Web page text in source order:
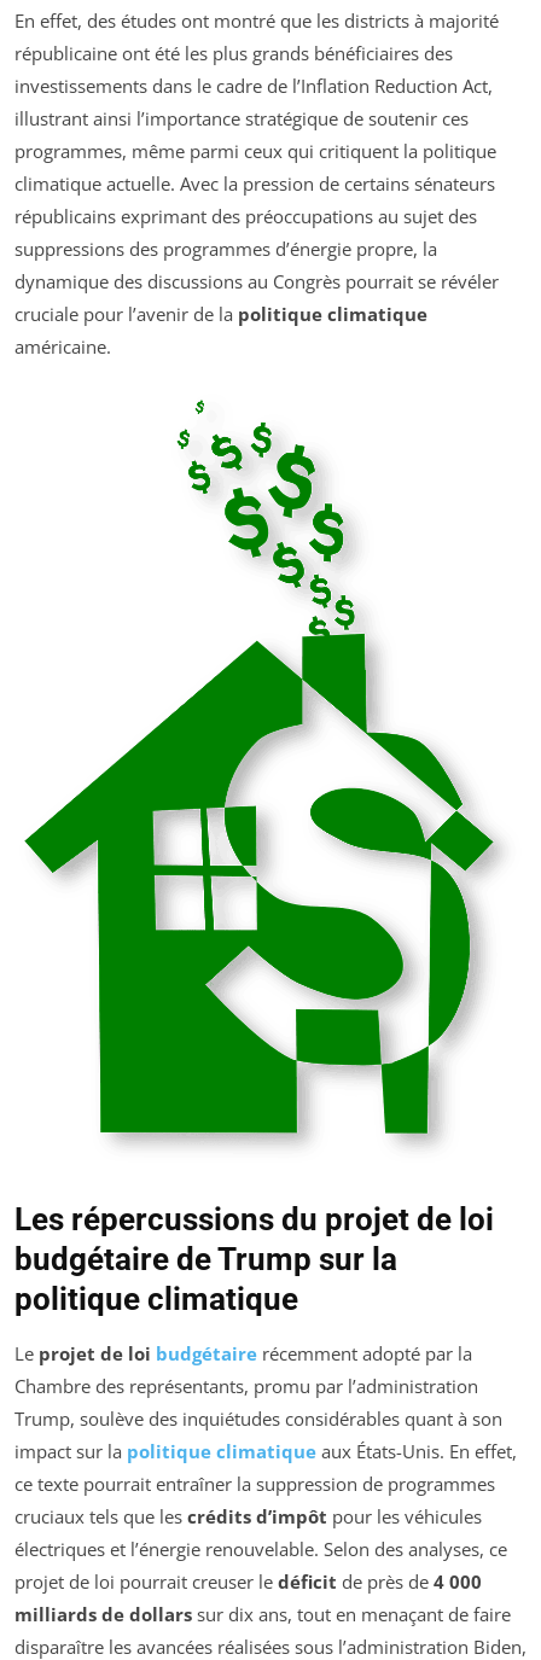
En effet, des études ont montré que les districts à majorité
républicaine ont été les plus grands bénéficiaires des
investissements dans le cadre de l’Inflation Reduction Act,
illustrant ainsi l’importance stratégique de soutenir ces
programmes, même parmi ceux qui critiquent la politique
climatique actuelle. Avec la pression de certains sénateurs
républicains exprimant des préoccupations au sujet des
suppressions des programmes d’énergie propre, la
dynamique des discussions au Congrès pourrait se révéler
cruciale pour l’avenir de la politique climatique
américaine.
Les répercussions du projet de loi
budgétaire de Trump sur la
politique climatique
Le projet de loi budgétaire récemment adopté par la
Chambre des représentants, promu par l’administration
Trump, soulève des inquiétudes considérables quant à son
impact sur la politique climatique aux États-Unis. En effet,
ce texte pourrait entraîner la suppression de programmes
cruciaux tels que les crédits d’impôt pour les véhicules
électriques et l’énergie renouvelable. Selon des analyses, ce
projet de loi pourrait creuser le déficit de près de 4 000
milliards de dollars sur dix ans, tout en menaçant de faire
disparaître les avancées réalisées sous l’administration Biden,